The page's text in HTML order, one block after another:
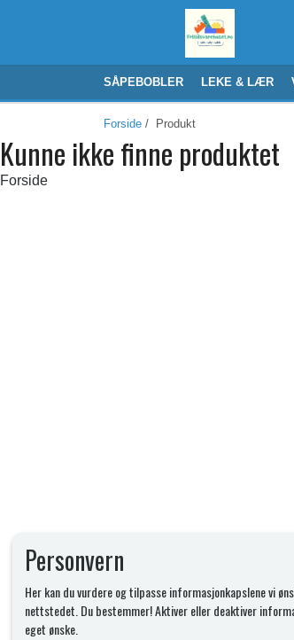
SÅPEBOBLER LEKE & LÆR
Forside / Produkt
Kunne ikke finne produktet
Forside
Personvern
Her kan du vurdere og tilpasse informasjonkapslene vi
nettstedet. Du bestemmer! Aktiver eller deaktiver
eget ønske.